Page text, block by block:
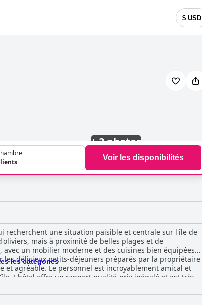
$ USD
+3 photos
Voir les disponibilités
recherchent une situation paisible et centrale sur l'île de
mais à proximité de belles plages et de
un mobilier moderne et des cuisines bien équipées,
les délicieux petits-déjeuners préparés par la propriétaire
et agréable. Le personnel est incroyablement amical et
L'hôtel offre un rapport qualité-prix inégalé et est très
Rooms est un excellent choix pour des vacances
les catégories